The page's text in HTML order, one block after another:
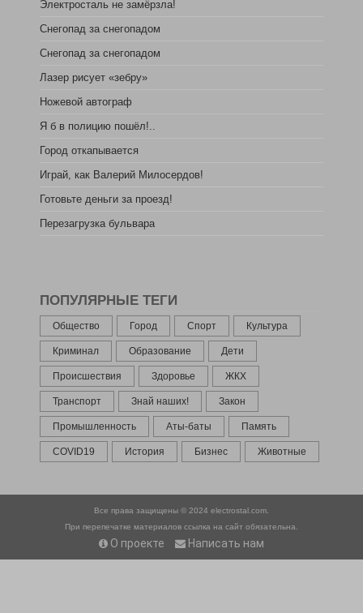
Электросталь не замёрзла!
Снегопад за снегопадом
Снегопад за снегопадом
Лазер рисует «зебру»
Ножевой автограф
Я б в полицию пошёл!..
Город откапывается
Играй, как Валерий Милосердов!
Готовьте деньги за проезд!
Перезагрузка бульвара
ПОПУЛЯРНЫЕ ТЕГИ
Общество Город Спорт Культура
Криминал Образование Дети
Происшествия Здоровье ЖКХ
Транспорт Знай наших! Закон
Промышленность Аты-баты Память
COVID19 История Бизнес Животные
Все права защищены © 2024 electrostal.com.
При перепечатке материалов ссылка на сайт обязательна.
О проекте Написать нам